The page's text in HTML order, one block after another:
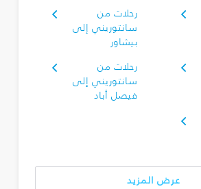
رحلات من
سانتوريني إلى
بيشاور
رحلات من
سانتوريني إلى
فيصل أباد
عرض المزيد